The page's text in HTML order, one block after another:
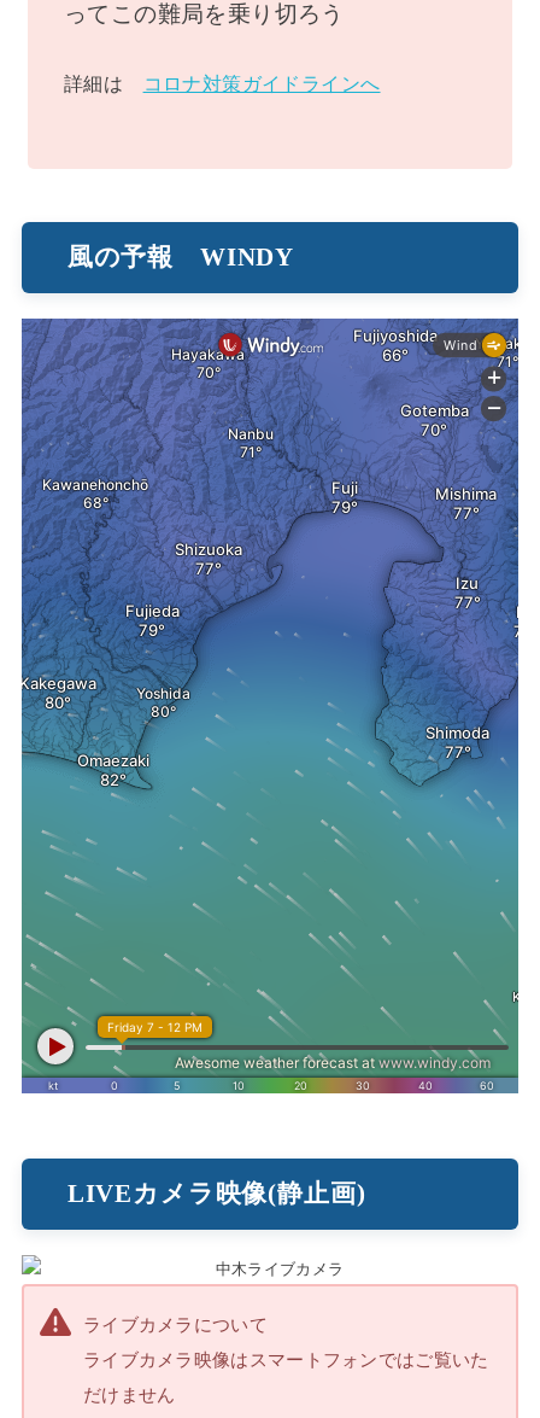
ってこの難局を乗り切ろう
詳細は コロナ対策ガイドラインへ
風の予報 WINDY
LIVEカメラ映像(静止画)
ライブカメラについて
ライブカメラ映像はスマートフォンではご覧いた
だけません